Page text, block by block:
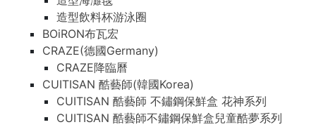
造型飲料杯游泳圈
BOiRON布瓦宏
CRAZE(德國Germany)
CRAZE降臨曆
CUITISAN 酷藝師(韓國Korea)
CUITISAN 酷藝師 不鏽鋼保鮮盒 花神系列
CUITISAN 酷藝師不鏽鋼保鮮盒兒童酷夢系列